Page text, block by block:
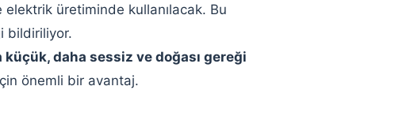
elektrik üretiminde kullanılacak. Bu
bildiriliyor.
küçük, daha sessiz ve doğası gereği
önemli bir avantaj.